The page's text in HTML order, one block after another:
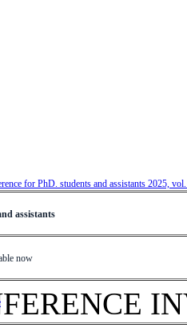
for PhD. students and assistants 2025,
assistants
now